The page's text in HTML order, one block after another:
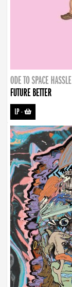
ODE TO SPACE HASSLE
FUTURE BETTER
LP-